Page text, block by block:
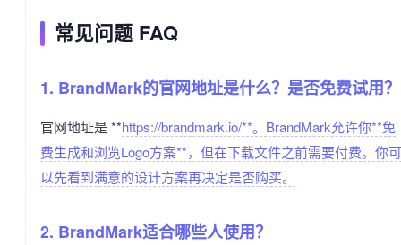
常见问题 FAQ
1. BrandMark的官网地址是什么？是否免费试用？
官网地址是 **https://brandmark.io/**。BrandMark允许你**免
费生成和浏览Logo方案**，但在下载文件之前需要付费。你可
以先看到满意的设计方案再决定是否购买。
2. BrandMark适合哪些人使用？